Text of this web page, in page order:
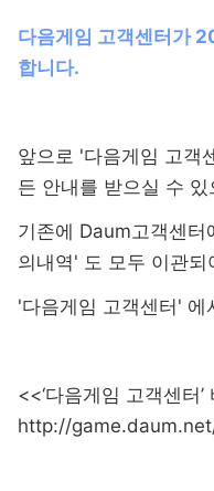
다음게임 고객센터가
합니다.
앞으로 '다음게임 고객
든 안내를 받으실 수 있
기존에 Daum고객센
의내역' 도 모두 이관되
'다음게임 고객센터' 에
<<‘다음게임 고객센터
http://